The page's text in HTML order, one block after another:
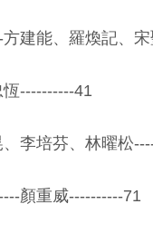
建能、羅煥記、
----------41
李培芬、林曜松
顏重威----------71